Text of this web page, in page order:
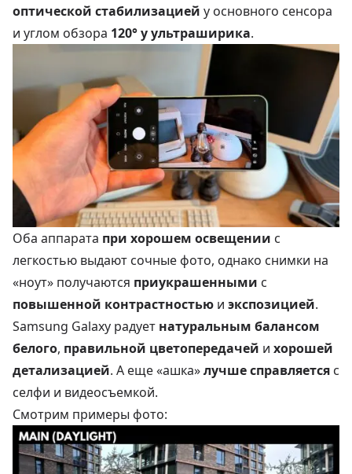
оптической стабилизацией у основного сенсора
и углом обзора 120° у ультраширика.
Оба аппарата при хорошем освещении с
легкостью выдают сочные фото, однако снимки на
«ноут» получаются приукрашенными с
повышенной контрастностью и экспозицией.
Samsung Galaxy радует натуральным балансом
белого, правильной цветопередачей и хорошей
детализацией. А еще «ашка»лучше справляется с
селфи и видеосъемкой.
Смотрим примеры фото: